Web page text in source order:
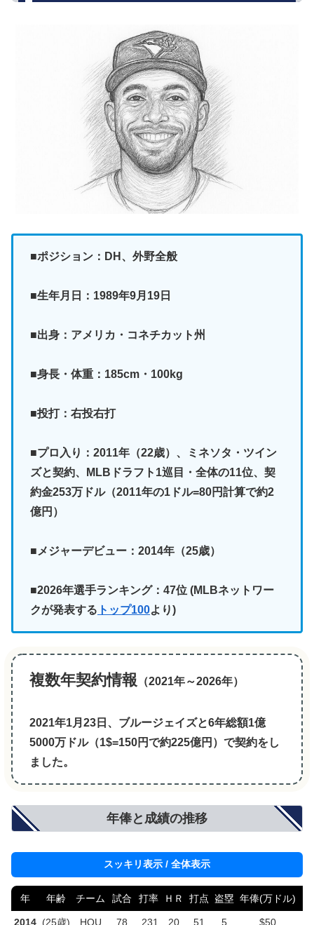
■ポジション：DH、外野全般
■生年月日：1989年9月19日
■出身：アメリカ・コネチカット州
■身長・体重：185cm・100kg
■投打：右投右打
■プロ入り：2011年（22歳）、ミネソタ・ツイン
ズと契約、MLBドラフト1巡目・全体の11位、契
約金253万ドル（2011年の1ドル=80円計算で約2
億円）
■メジャーデビュー：2014年（25歳）
■2026年選手ランキング：47位 (MLBネットワー
クが発表する トップ100より)
複数年契約情報 （2021年～2026年）
2021年1月23日、ブルージェイズと6年総額1億
5000万ドル（1$=150円で約225億円）で契約をし
ました。
年俸と成績の推移
スッキリ表示 / 全体表示
年 年齢 チーム 試合 打率 ＨＲ 打点 盗塁 年俸(万ドル)
2014 (25歳) HOU 78 .231 20 51 5 $50